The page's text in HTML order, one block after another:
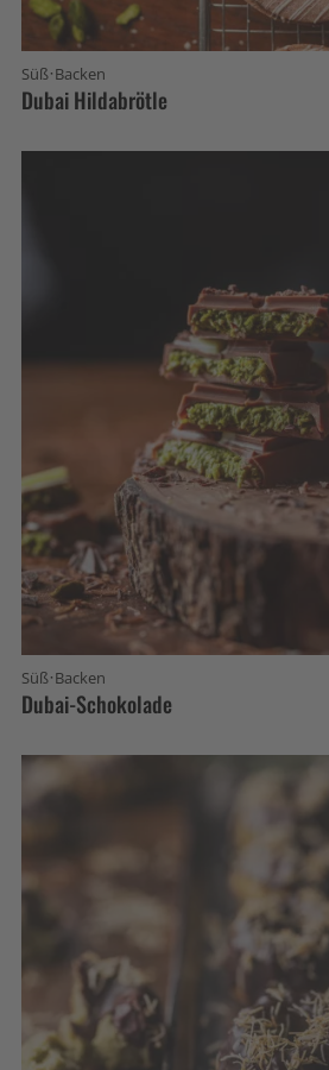
Süß·Backen
Dubai Hildabrötle
Süß·Backen
Dubai-Schokolade